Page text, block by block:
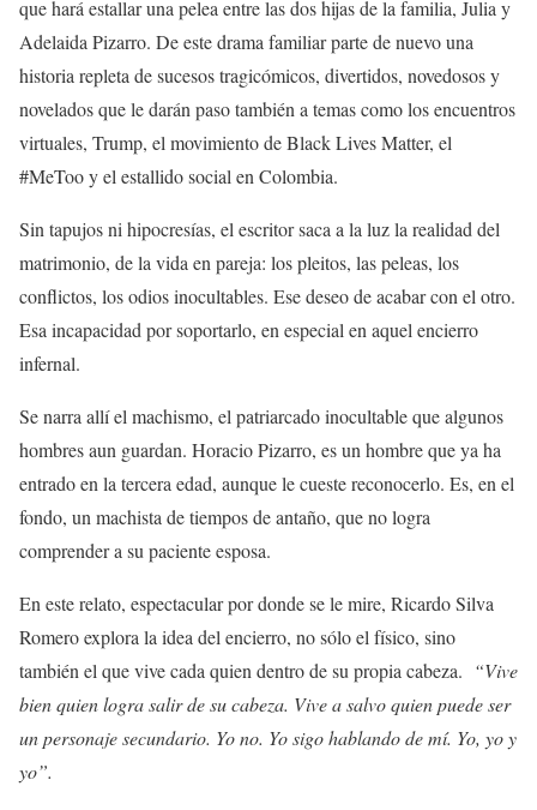
que hará estallar una pelea entre las dos hijas de la familia, Julia y
Adelaida Pizarro. De este drama familiar parte de nuevo una
historia repleta de sucesos tragicómicos, divertidos, novedosos y
novelados que le darán paso también a temas como los encuentros
virtuales, Trump, el movimiento de Black Lives Matter, el
#MeToo y el estallido social en Colombia.
Sin tapujos ni hipocresías, el escritor saca a la luz la realidad del
matrimonio, de la vida en pareja: los pleitos, las peleas, los
conflictos, los odios inocultables. Ese deseo de acabar con el otro.
Esa incapacidad por soportarlo, en especial en aquel encierro
infernal.
Se narra allí el machismo, el patriarcado inocultable que algunos
hombres aun guardan. Horacio Pizarro, es un hombre que ya ha
entrado en la tercera edad, aunque le cueste reconocerlo. Es, en el
fondo, un machista de tiempos de antaño, que no logra
comprender a su paciente esposa.
En este relato, espectacular por donde se le mire, Ricardo Silva
Romero explora la idea del encierro, no sólo el físico, sino
también el que vive cada quien dentro de su propia cabeza. “Vive
bien quien logra salir de su cabeza. Vive a salvo quien puede ser
un personaje secundario. Yo no. Yo sigo hablando de mí. Yo, yo y
yo”.